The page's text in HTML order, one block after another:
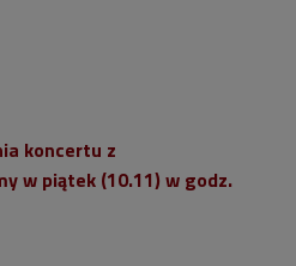
koncertu z
w piątek (10.11) w godz.